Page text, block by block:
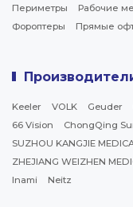
Периметры
Рабочие
Фороптеры
Прямые
Keeler VOLK Geuder
66 Vision
ChongQing
SUZHOU KANGJIE
ZHEJIANG WEIZHEN
Inami
Neitz